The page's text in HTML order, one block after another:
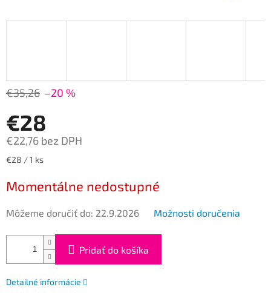
€35,26 –20 %
€28
€22,76 bez DPH
Jednotková
€28 / 1 ks
Momentálne nedostupné
Môžeme doručiť do: 22.9.2026 Možnosti doručenia
Pridať do košíka
Detailné informácie